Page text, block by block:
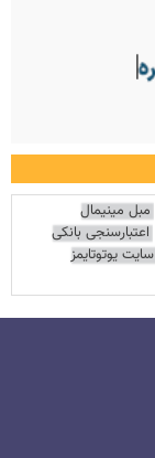
مبل مینیمال
اعتبارسنجی بانکی
سایت یوتوتایمز